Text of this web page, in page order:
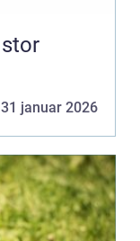
31 januar 2026